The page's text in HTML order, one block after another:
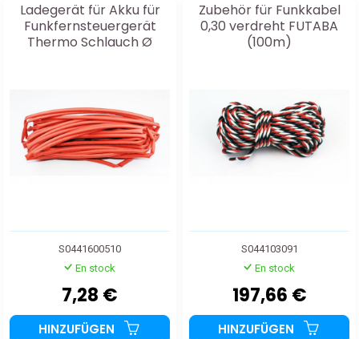
Ladegerät für Akku für
Funkfernsteuergerät
Thermo Schlauch Ø
S0441600510
En stock
7,28 €
HINZUFÜGEN
Zubehör für Funkkabel
0,30 verdreht FUTABA
(100m)
S044103091
En stock
197,66 €
HINZUFÜGEN